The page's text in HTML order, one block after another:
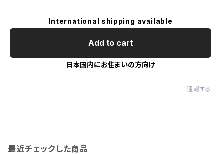
International shipping available
Add to cart
日本国内にお住まいの方向け
通報する
最近チェックした商品